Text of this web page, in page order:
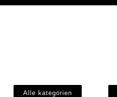
Alle kategorien